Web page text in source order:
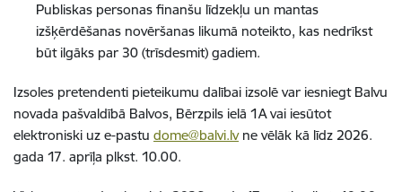
Publiskas personas finanšu līdzekļu un mantas
izšķērdēšanas novēršanas likumā noteikto, kas nedrīkst
būt ilgāks par 30 (trīsdesmit) gadiem.
Izsoles pretendenti pieteikumu dalībai izsolē var iesniegt Balvu
novada pašvaldībā Balvos, Bērzpils ielā 1A vai iesūtot
elektroniski uz e-pastu dome@balvi.lvne vēlāk kā līdz 2026.
gada 17. aprīļa plkst. 10.00.